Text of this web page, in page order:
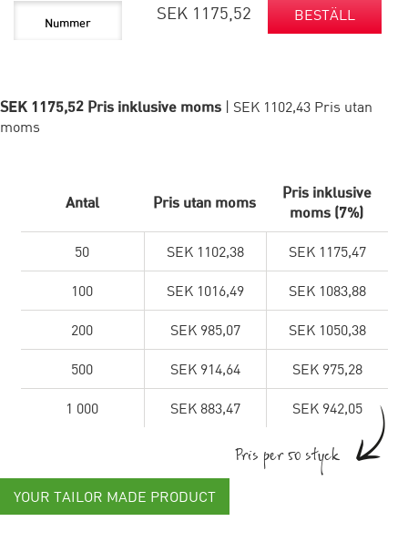
SEK 1175,52 BESTÄLL
SEK 1175,52 Pris inklusive moms | SEK 1102,43 Pris utan
moms
Antal Pris utan moms
Pris inklusive
moms (7%)
50 SEK 1102,38 SEK 1175,47
100 SEK 1016,49 SEK 1083,88
200 SEK 985,07 SEK 1050,38
500 SEK 914,64 SEK 975,28
1 000 SEK 883,47 SEK 942,05
Pris per 50 styck
YOUR TAILOR MADE PRODUCT